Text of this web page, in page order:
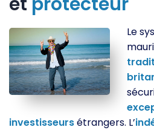
Le
investisseursétrangers. L’